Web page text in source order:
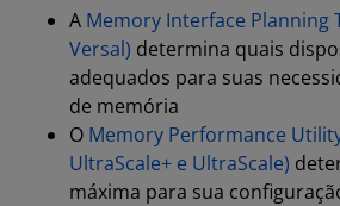
A Memory Interface Planning
Versal) determina quais
adequados para suas
de memória
O Memory Performance
UltraScale+ e UltraScale)
máxima para sua